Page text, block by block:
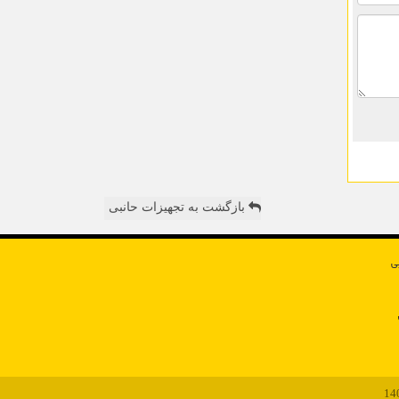
بازگشت به تجهیزات حانبی